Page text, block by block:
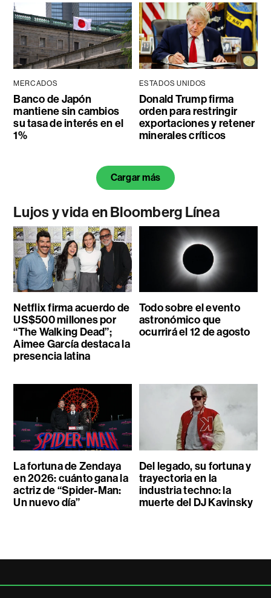
MERCADOS
Banco de Japón
mantiene sin cambios
su tasa de interés en el
1%
ESTADOS UNIDOS
Donald Trump firma
orden para restringir
exportaciones y retener
minerales críticos
Cargar más
Lujos y vida en Bloomberg Línea
Netflix firma acuerdo de
US$500 millones por
“The Walking Dead”;
Aimee García destaca la
presencia latina
Todo sobre el evento
astronómico que
ocurrirá el 12 de agosto
La fortuna de Zendaya
en 2026: cuánto gana la
actriz de “Spider-Man:
Un nuevo día”
Del legado, su fortuna y
trayectoria en la
industria techno: la
muerte del DJ Kavinsky